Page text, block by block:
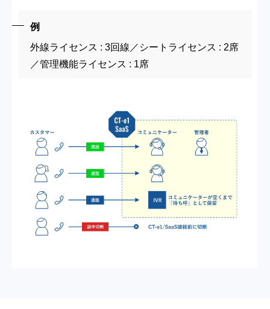
例
外線ライセンス : 3回線／シートライセンス : 2席
／管理機能ライセンス : 1席